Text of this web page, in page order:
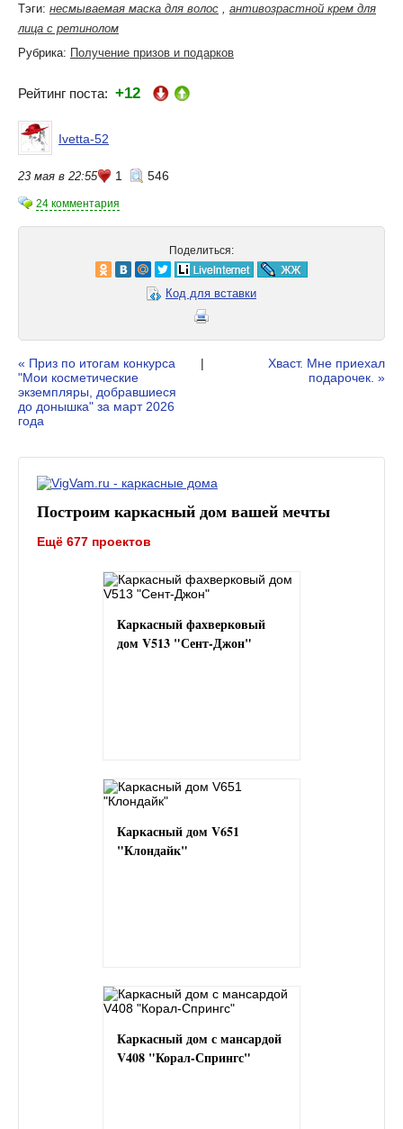
Тэги: несмываемая маска для волос
антивозрастной крем для
лица с ретинолом
Рубрика: Получение призов и подарков
Рейтинг поста: +12
Ivetta-52
23 мая в 22:55 1 546
24 комментария
Поделиться:
Код для вставки
« Приз по итогам конкурса
"Мои косметические
экземпляры, добравшиеся
до донышка" за март 2026
года
|
Хваст. Мне приехал
подарочек. »
Построим каркасный дом вашей мечты
Ещё 677 проектов
Каркасный фахверковый
дом V513 "Сент-Джон"
Каркасный дом V651
"Клондайк"
Каркасный дом с мансардой
V408 "Корал-Спрингс"